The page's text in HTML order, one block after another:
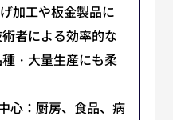
加工や板金製品に
者による効率的な
・大量生産にも柔
心：厨房、食品、病